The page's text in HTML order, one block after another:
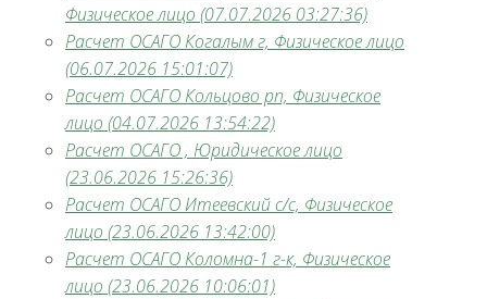
Физическое лицо (07.07.2026 03:27:36)
Расчет ОСАГО Когалым г, Физическое лицо
(06.07.2026 15:01:07)
Расчет ОСАГО Кольцово рп, Физическое
лицо (04.07.2026 13:54:22)
Расчет ОСАГО , Юридическое лицо
(23.06.2026 15:26:36)
Расчет ОСАГО Итеевский с/с, Физическое
лицо (23.06.2026 13:42:00)
Расчет ОСАГО Коломна-1 г-к, Физическое
лицо (23.06.2026 10:06:01)